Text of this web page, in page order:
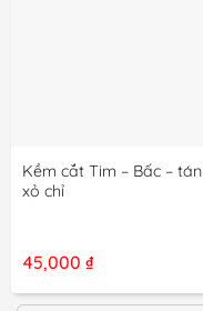
Kềm cắt Tim – Bấc – tán
xỏ chỉ
45,000 ₫